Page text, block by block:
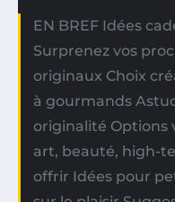
EN BREF Idées
Surprenez vos
originaux Choix
à gourmands
originalité Options
art, beauté, high-
offrir Idées pour